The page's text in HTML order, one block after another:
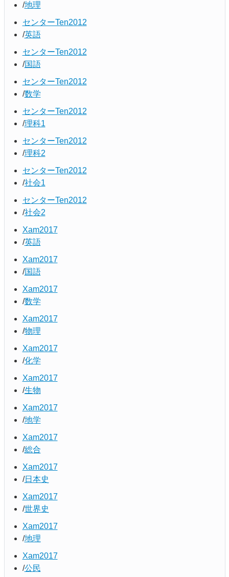
地理
センターTen2012
英語
センターTen2012
国語
センターTen2012
数学
センターTen2012
理科1
センターTen2012
理科2
センターTen2012
社会1
センターTen2012
社会2
Xam2017
英語
Xam2017
国語
Xam2017
数学
Xam2017
物理
Xam2017
化学
Xam2017
生物
Xam2017
地学
Xam2017
総合
Xam2017
日本史
Xam2017
世界史
Xam2017
地理
Xam2017
公民